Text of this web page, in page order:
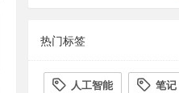
热门标签
 人工智能  笔记